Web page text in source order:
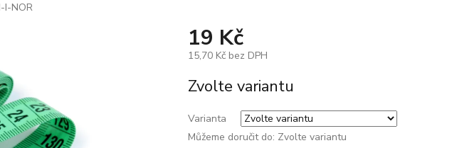
I-NOR
19 Kč
15,70 Kč bez DPH
cena:
Zvolte variantu
Varianta
Můžeme doručit do: Zvolte variantu